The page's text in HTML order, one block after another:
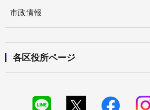
市政情報
各区役所ページ